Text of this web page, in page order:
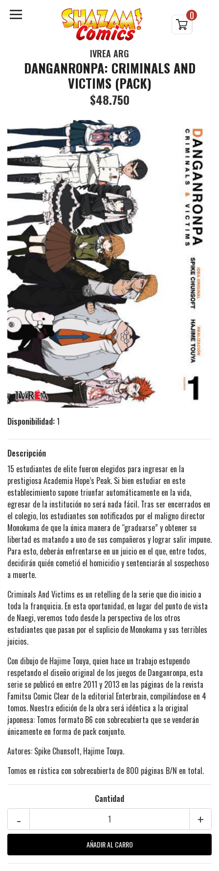
0
IVREA ARG
DANGANRONPA: CRIMINALS AND
VICTIMS (PACK)
$48.750
Disponibilidad:1
Descripción
15 estudiantes de elite fueron elegidos para ingresar en la
prestigiosa Academia Hope’s Peak. Si bien estudiar en este
establecimiento supone triunfar automáticamente en la vida,
egresar de la institución no será nada fácil. Tras ser encerrados en
el colegio, los estudiantes son notificados por el maligno director
Monokuma de que la única manera de “graduarse” y obtener su
libertad es matando a uno de sus compañeros y lograr salir impune.
Para esto, deberán enfrentarse en un juicio en el que, entre todos,
decidirán quién cometió el homicidio y sentenciarán al sospechoso
a muerte.
Criminals And Victims es un retelling de la serie que dio inicio a
toda la franquicia. En esta oportunidad, en lugar del punto de vista
de Naegi, veremos todo desde la perspectiva de los otros
estudiantes que pasan por el suplicio de Monokuma y sus terribles
juicios.
Con dibujo de Hajime Touya, quien hace un trabajo estupendo
respetando el diseño original de los juegos de Danganronpa, esta
serie se publicó en entre 2011 y 2013 en las páginas de la revista
Famitsu Comic Clear de la editorial Enterbrain, compilándose en 4
tomos. Nuestra edición de la obra será idéntica a la original
japonesa: Tomos formato B6 con sobrecubierta que se venderán
únicamente en forma de pack conjunto.
Autores: Spike Chunsoft, Hajime Touya.
Tomos en rústica con sobrecubierta de 800 páginas B/N en total.
Cantidad
+
-